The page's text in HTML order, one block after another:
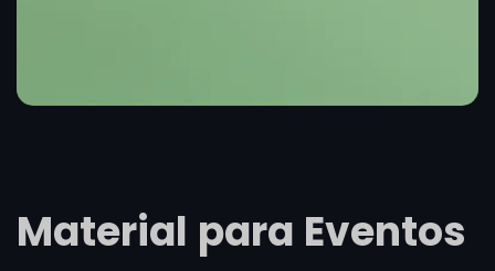
Material para Eventos